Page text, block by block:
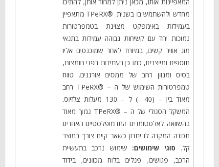
מחדש ולהשתמש בו בשנית. ®TPeRX מתאפיין
בעמידות באימפקט מצוינת בטמפרטורות
נמוכות יחד עם קשיחות גבוהה עמידות בתנאי
מזג אוויר קשים, במיוחד לאחר שמוכנסים אליו
תוספים ומייצבים, כמו כן בעמידות בפני חומצות,
בסיס ומגוון רחב של ממסים אורגנים. טווח
טמפרטורות השימוש של ה – ®TPeRX רחב
מאוד בין – (40 -) ל – 130 מעלות צלזיוס.
המשקל הסגולי של ה – ®TPeRX נמוך מאוד
בהשוואה לאלסטומרים התרמופלסטיים האחרים
תכונה המקנה לו יתרון כשאר קיים צורך במוצר
קל. סוגי שימושים: שימוש נרכב בתעשיית
הרכב, פגושים, פנלים בלוח מכוונים, בידוד